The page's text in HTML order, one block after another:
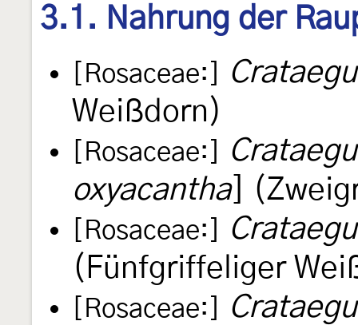
3.1. Nahrung der
[Rosaceae:]
Weißdorn)
[Rosaceae:]
oxyacantha]
[Rosaceae:]
(Fünfgriffeliger
[Rosaceae:]